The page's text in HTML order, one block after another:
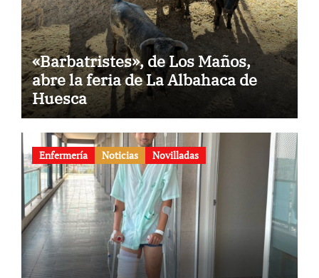
«Barbatristes», de Los Maños,
abre la feria de La Albahaca de
Huesca
Enfermería Noticias Novilladas